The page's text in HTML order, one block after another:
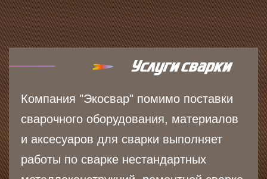
Компания "Экосвар" помимо поставки
сварочного оборудования, материалов
и аксесуаров для сварки выполняет
работы по сварке нестандартных